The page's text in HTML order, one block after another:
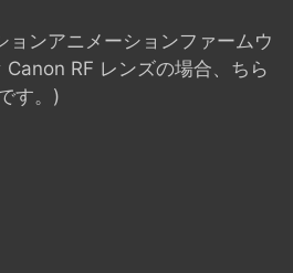
ンアニメーションファームウ
Canon RF レンズの場合、ちら
す。)